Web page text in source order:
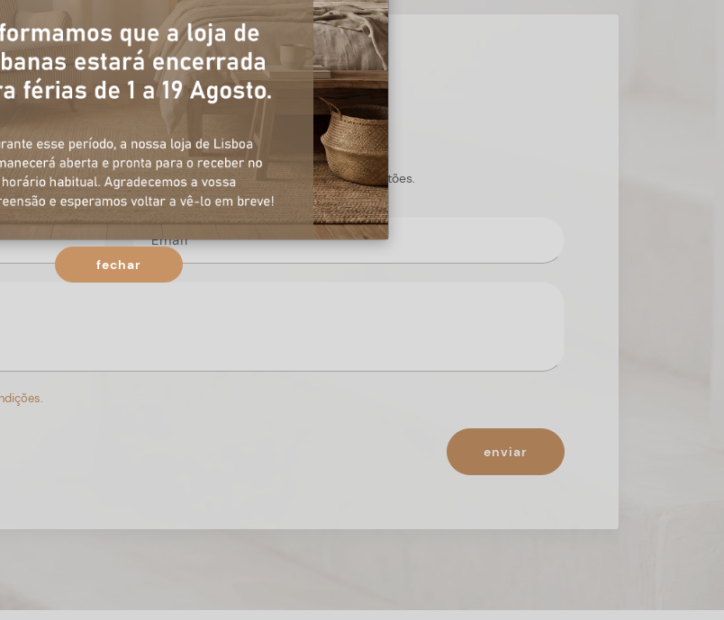
informações
espaço de tempo, temos respostas para todas as suas questões.
enviar
fechar